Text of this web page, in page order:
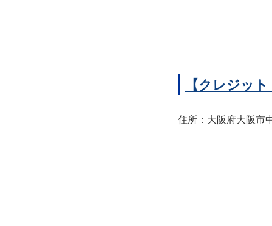
【クレジッ
住所：大阪府大阪市